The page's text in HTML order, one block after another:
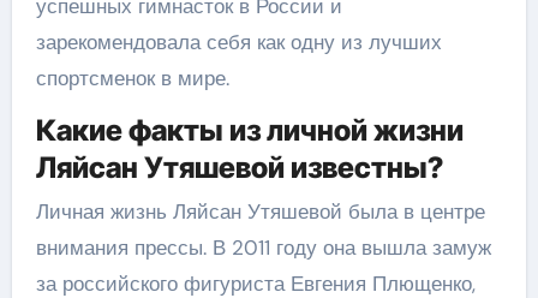
успешных гимнасток в России и
зарекомендовала себя как одну из лучших
спортсменок в мире.
Какие факты из личной жизни
Ляйсан Утяшевой известны?
Личная жизнь Ляйсан Утяшевой была в центре
внимания прессы. В 2011 году она вышла замуж
за российского фигуриста Евгения Плющенко,